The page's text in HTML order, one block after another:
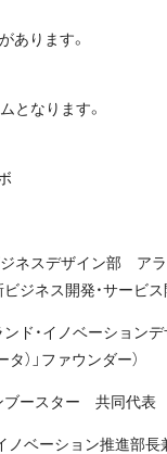
あります。
となります。
ジネスデザイン部 ア
ジネス開発・サービス
ド・イノベーション
）」ファウンダー）
ブースター 共同代
ノベーション推進部